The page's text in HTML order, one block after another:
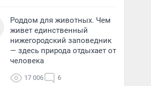
Роддом для животных. Чем
живет единственный
нижегородский заповедник
— здесь природа отдыхает от
человека
17 006 6